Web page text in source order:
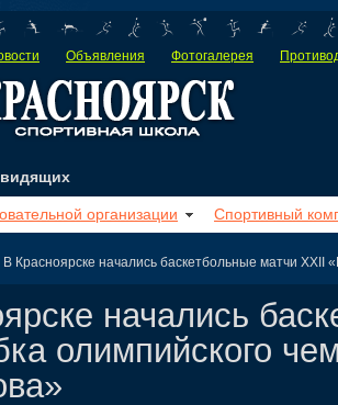
Объявления Фотогалерея
организации Спортивный
Красноярске начались баскетбольные матчи XXII
начались
олимпийского